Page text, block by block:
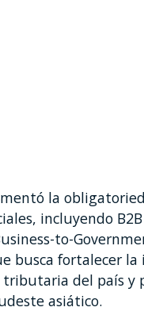
la
incluyendo
to-
busca fortalecer
del país y
asiático.